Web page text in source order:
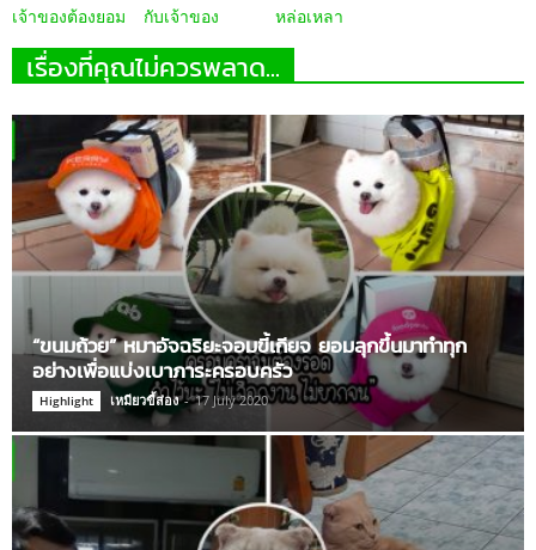
เจ้าของต้องยอม
กับเจ้าของ
หล่อเหลา
เรื่องที่คุณไม่ควรพลาด...
“ขนมถ้วย” หมาอัจฉริยะจอมขี้เกียจ ยอมลุกขึ้นมาทำทุก
อย่างเพื่อแบ่งเบาภาระครอบครัว
Highlight เหมียวขี้ส่อง - 17 July 2020